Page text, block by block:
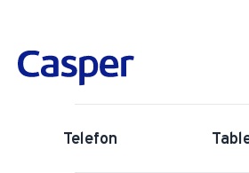
Telefon